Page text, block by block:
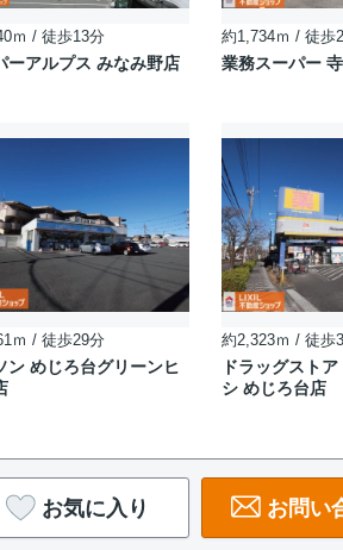
ｍ / 徒歩13分
ーアルプス みなみ野店
約1,734ｍ / 徒歩
業務スーパー
ｍ / 徒歩29分
ン めじろ台グリーンヒ
約2,323ｍ / 徒歩
ドラッグスト
シ めじろ台店
お気に入り お問い